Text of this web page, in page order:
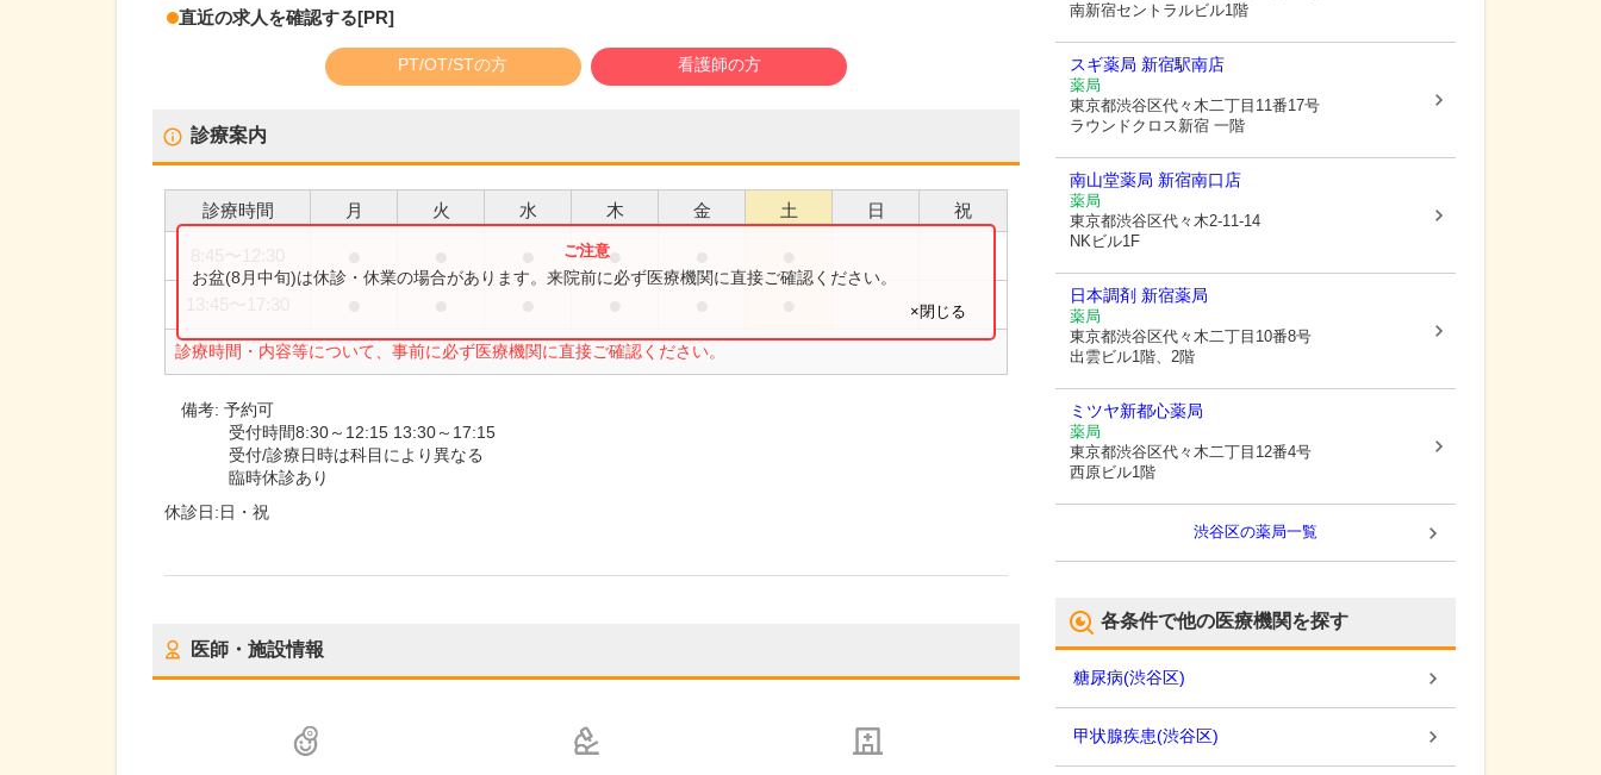
直近の求人を確認する[PR]
PT/OT/STの方 看護師の方
診療案内
診療時間 月 火 水 木 金 土 日 祝
●
診療時間・内容等について、事前に必ず医療機関に直接ご確認ください。
お盆(8月中旬)は休診・休業の場合があります。来院前に必ず医療機関に直接ご確認ください。
×閉じる
備考:予約可
受付時間8:30～12:15 13:30～17:15
受付/診療日時は科目により異なる
臨時休診あり
休診日:日・祝
医師・施設情報
南新宿セントラルビル1階
スギ薬局 新宿駅南店
薬局
東京都渋谷区代々木二丁目11番17号
ラウンドクロス新宿 一階
南山堂薬局 新宿南口店
薬局
東京都渋谷区代々木2-11-14
NKビル1F
日本調剤 新宿薬局
薬局
東京都渋谷区代々木二丁目10番8号
出雲ビル1階、2階
ミツヤ新都心薬局
薬局
東京都渋谷区代々木二丁目12番4号
西原ビル1階
渋谷区の薬局一覧
各条件で他の医療機関を探す
糖尿病(渋谷区)
甲状腺疾患(渋谷区)